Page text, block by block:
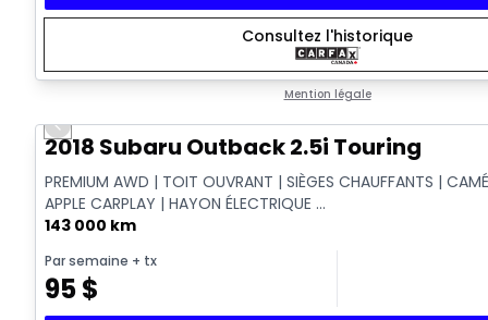
Consultez l'historique
Mention légale
Previous slide
2018 Subaru Outback 2.5i Touring
PREMIUM AWD | TOIT OUVRANT | SIÈGES CHAUFFANTS |
APPLE CARPLAY | HAYON ÉLECTRIQUE ...
143 000 km
Par semaine + tx
95$